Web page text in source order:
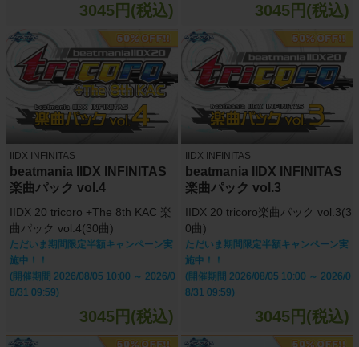
3045円(税込) 3045円(税込)
IIDX INFINITAS
beatmania IIDX INFINITAS
楽曲パック vol.4
IIDX 20 tricoro +The 8th KAC 楽
曲パック vol.4(30曲)
ただいま期間限定半額キャンペーン実
施中！！
(開催期間 2026/08/05 10:00 ～ 2026/0
8/31 09:59)
3045円(税込)
IIDX INFINITAS
beatmania IIDX INFINITAS
楽曲パック vol.3
IIDX 20 tricoro楽曲パック vol.3(3
0曲)
ただいま期間限定半額キャンペーン実
施中！！
(開催期間 2026/08/05 10:00 ～ 2026/0
8/31 09:59)
3045円(税込)